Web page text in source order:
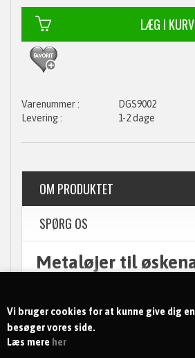
Vi bruger cookies for at kunne give dig
besøger vores side.
Læs mere her
DGS9002
1-2 dage
OM PRODUKTET
SPØRG OS
Metaløjer til
Krom 11mm
selvgennemtrængende og indeholder